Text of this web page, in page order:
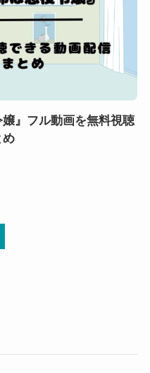
』フル動画を無料視聴
め